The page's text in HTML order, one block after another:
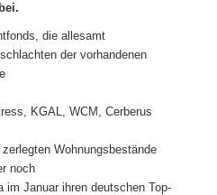
die allesamt
der vorhandenen
KGAL, WCM, Cerberus
Wohnungsbestände
noch
im Januar ihren deutschen Top-